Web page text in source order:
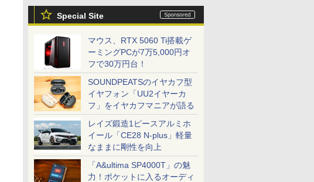
Special Site
マウス、RTX 5060 Ti搭載ゲ
ーミングPCが7万5,000円オ
フで30万円台！
SOUNDPEATSのイヤカフ型
イヤフォン「UU2イヤーカ
フ」をイヤカフマニアが語る
レイズ鍛造1ピースアルミホ
イール「CE28 N-plus」軽量
なままに剛性を向上
「A&ultima SP4000T」の魅
力！ポケットに入るオーディ